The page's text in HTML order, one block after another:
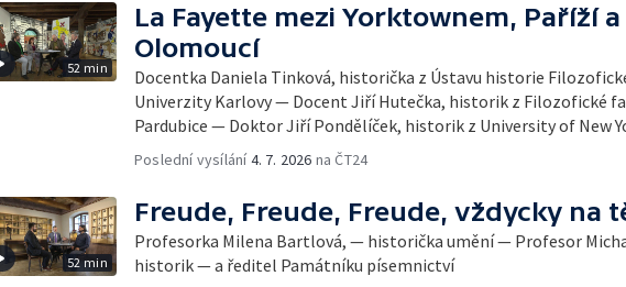
52 min
La Fayette mezi Yorktownem, Paříží a
Olomoucí
Docentka Daniela Tinková, historička z Ústavu historie
Univerzity Karlovy — Docent Jiří Hutečka, historik z Filozofické
Pardubice — Doktor Jiří Pondělíček, historik z University of New
Poslední vysílání4. 7. 2026 na ČT24
52 min
Freude, Freude, Freude, vždycky na
Profesorka Milena Bartlová, — historička umění — Profesor
historik — a ředitel Památníku písemnictví